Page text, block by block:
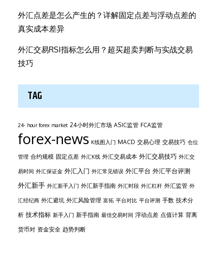
外汇点差是怎么产生的？详解固定点差与浮动点差的
真实成本差异
外汇交易RSI指标怎么用？超买超卖判断与实战交易
技巧
TAG
24- hour forex market 24小时外汇市场 ASIC监管 FCA监管
forex-news K线图入门 MACD 交易心理 交易技巧 仓位
管理 合约规模 固定点差 外汇K线 外汇交易成本 外汇交易技巧 外汇交
易时间 外汇保证金 外汇入门 外汇常见错误 外汇平台 外汇平台评测
外汇新手 外汇新手入门 外汇新手指南 外汇时段 外汇杠杆 外汇监管 外
汇经纪商 外汇避坑 外汇风险管理 富拓 平台对比 平台评测 手数 技术分
析 技术指标 新手入门 新手指南 最佳交易时间 浮动点差 点值计算 背离
货币对 资金安全 趋势判断